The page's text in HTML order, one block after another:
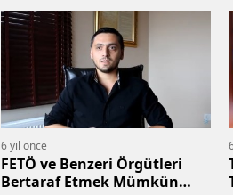
6 yıl önce
FETÖ ve Benzeri Örgütleri
Bertaraf Etmek Mümkün